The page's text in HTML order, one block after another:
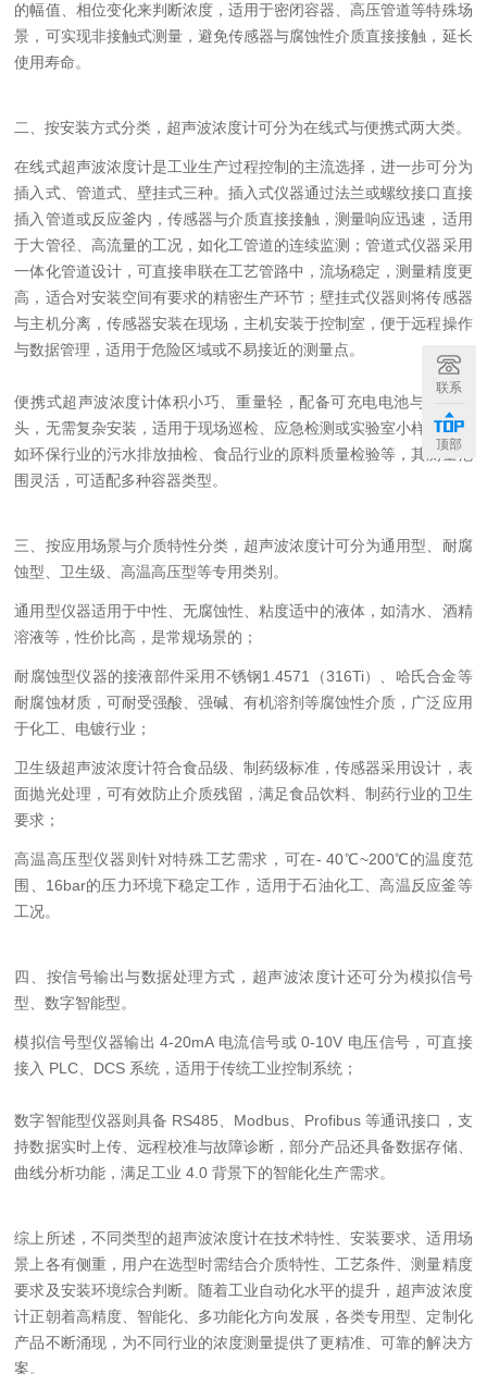
的幅值、相位变化来判断浓度，适用于密闭容器、高压管道等特殊场
景，可实现非接触式测量，避免传感器与腐蚀性介质直接接触，延长
使用寿命。
二、按安装方式分类，超声波浓度计可分为在线式与便携式两大类。
在线式超声波浓度计是工业生产过程控制的主流选择，进一步可分为
插入式、管道式、壁挂式三种。插入式仪器通过法兰或螺纹接口直接
插入管道或反应釜内，传感器与介质直接接触，测量响应迅速，适用
于大管径、高流量的工况，如化工管道的连续监测；管道式仪器采用
一体化管道设计，可直接串联在工艺管路中，流场稳定，测量精度更
高，适合对安装空间有要求的精密生产环节；壁挂式仪器则将传感器
与主机分离，传感器安装在现场，主机安装于控制室，便于远程操作
与数据管理，适用于危险区域或不易接近的测量点。
便携式超声波浓度计体积小巧、重量轻，配备可充电电池与便携探
头，无需复杂安装，适用于现场巡检、应急检测或实验室小样分析，
如环保行业的污水排放抽检、食品行业的原料质量检验等，其测量范
围灵活，可适配多种容器类型。
三、按应用场景与介质特性分类，超声波浓度计可分为通用型、耐腐
蚀型、卫生级、高温高压型等专用类别。
通用型仪器适用于中性、无腐蚀性、粘度适中的液体，如清水、酒精
溶液等，性价比高，是常规场景的；
耐腐蚀型仪器的接液部件采用不锈钢1.4571（316Ti）、哈氏合金等
耐腐蚀材质，可耐受强酸、强碱、有机溶剂等腐蚀性介质，广泛应用
于化工、电镀行业；
卫生级超声波浓度计符合食品级、制药级标准，传感器采用设计，表
面抛光处理，可有效防止介质残留，满足食品饮料、制药行业的卫生
要求；
高温高压型仪器则针对特殊工艺需求，可在- 40℃~200℃的温度范
围、16bar的压力环境下稳定工作，适用于石油化工、高温反应釜等
工况。
四、按信号输出与数据处理方式，超声波浓度计还可分为模拟信号
型、数字智能型。
模拟信号型仪器输出 4-20mA 电流信号或 0-10V 电压信号，可直接
接入 PLC、DCS 系统，适用于传统工业控制系统；
数字智能型仪器则具备 RS485、Modbus、Profibus 等通讯接口，支
持数据实时上传、远程校准与故障诊断，部分产品还具备数据存储、
曲线分析功能，满足工业 4.0 背景下的智能化生产需求。
综上所述，不同类型的超声波浓度计在技术特性、安装要求、适用场
景上各有侧重，用户在选型时需结合介质特性、工艺条件、测量精度
要求及安装环境综合判断。随着工业自动化水平的提升，超声波浓度
计正朝着高精度、智能化、多功能化方向发展，各类专用型、定制化
产品不断涌现，为不同行业的浓度测量提供了更精准、可靠的解决方
案。
联系
顶部